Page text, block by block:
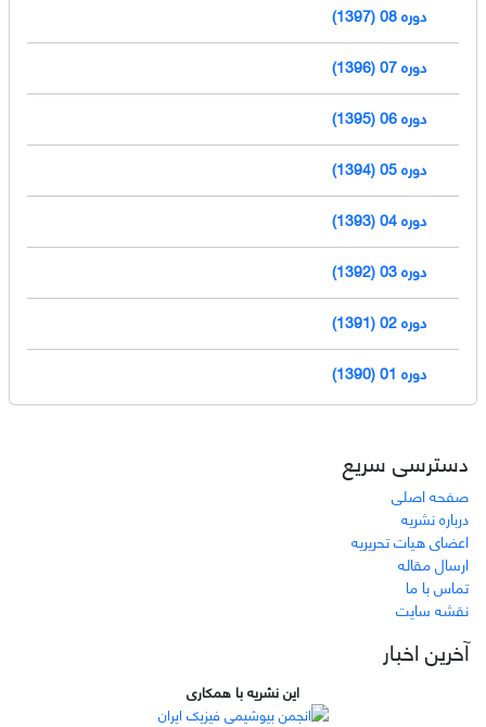
دوره 08 (1397)
دوره 07 (1396)
دوره 06 (1395)
دوره 05 (1394)
دوره 04 (1393)
دوره 03 (1392)
دوره 02 (1391)
دوره 01 (1390)
دسترسی سریع
صفحه اصلی
درباره نشریه
اعضای هیات تحریریه
ارسال مقاله
تماس با ما
نقشه سایت
آخرین اخبار
این نشریه با همکاری